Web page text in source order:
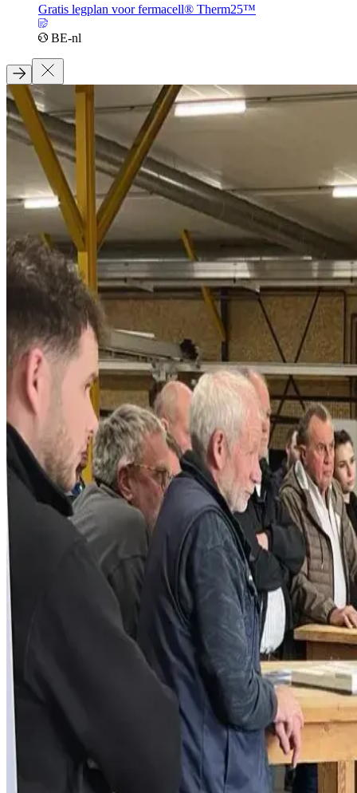
Gratis legplan voor fermacell® Therm25™
BE-nl